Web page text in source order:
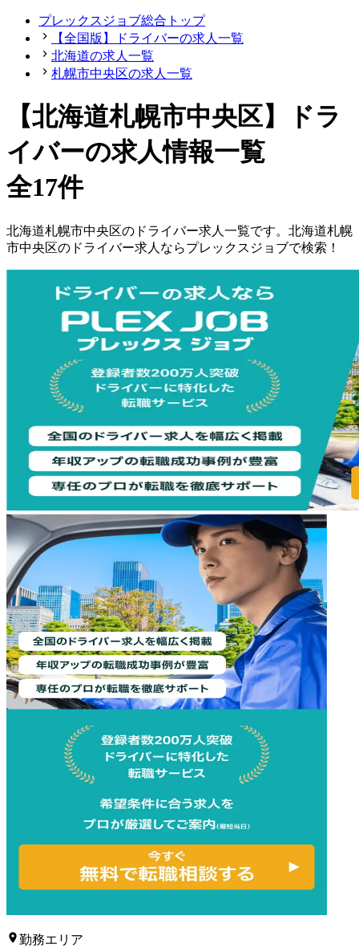
プレックスジョブ総合トップ
【全国版】ドライバーの求人一覧
北海道の求人一覧
札幌市中央区の求人一覧
【北海道札幌市中央区】ドラ
イバーの求人情報一覧
全17件
北海道札幌市中央区の ドライバー求人一覧です。 北海道札幌
市中央区の ドライバー求人ならプレックスジョブで検索！
勤務エリア